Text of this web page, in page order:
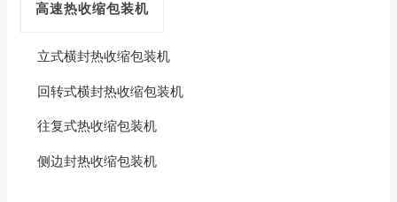
高速热收缩包装机
立式横封热收缩包装机
回转式横封热收缩包装机
往复式热收缩包装机
侧边封热收缩包装机